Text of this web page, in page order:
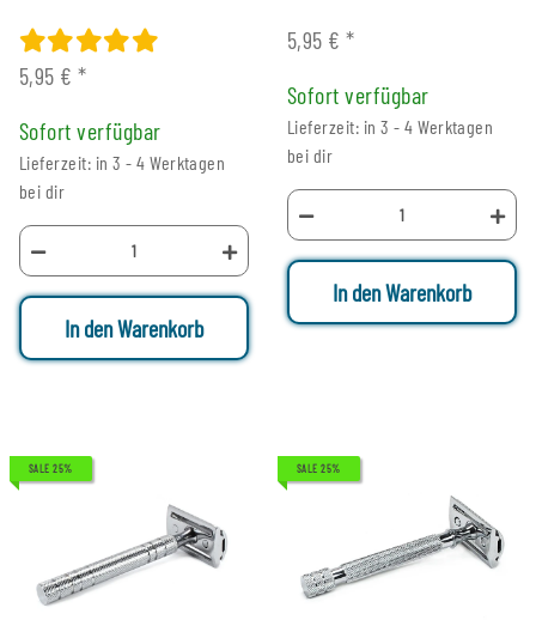
5,95 €*
Sofort verfügbar
Lieferzeit: in 3 - 4 Werktagen
bei dir
In den Warenkorb
5,95 €*
Sofort verfügbar
Lieferzeit: in 3 - 4 Werktagen
bei dir
In den Warenkorb
SALE 25% SALE 25%